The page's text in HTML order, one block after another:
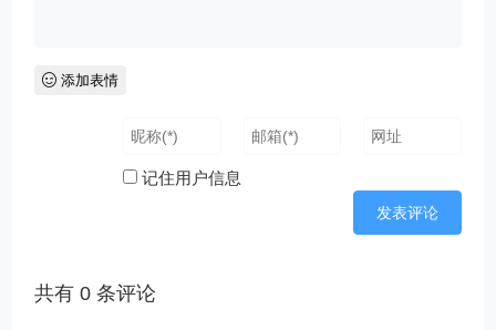
添加表情
记住用户信息
共有0 条评论